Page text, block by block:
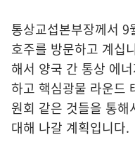
통상교섭본부장께서
호주를 방문하고 계십
해서 양국 간 통상 에
하고 핵심광물 라운드
원회 같은 것들을 통
대해 나갈 계획입니다.